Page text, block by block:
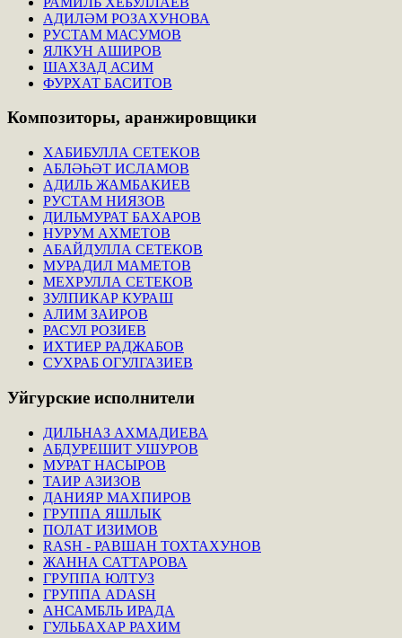
АДИЛӘМ РОЗАХУНОВА
РУСТАМ МАСУМОВ
ЯЛКУН АШИРОВ
ШАХЗАД АСИМ
ФУРХАТ БАСИТОВ
Композиторы, аранжировщики
ХАБИБУЛЛА СЕТЕКОВ
АБЛӘҺӘТ ИСЛАМОВ
АДИЛЬ ЖАМБАКИЕВ
РУСТАМ НИЯЗОВ
ДИЛЬМУРАТ БАХАРОВ
НУРУМ АХМЕТОВ
АБАЙДУЛЛА СЕТЕКОВ
МУРАДИЛ МАМЕТОВ
МЕХРУЛЛА СЕТЕКОВ
ЗУЛПИКАР КУРАШ
АЛИМ ЗАИРОВ
РАСУЛ РОЗИЕВ
ИХТИЕР РАДЖАБОВ
СУХРАБ ОГУЛГАЗИЕВ
Уйгурские исполнители
ДИЛЬНАЗ АХМАДИЕВА
АБДУРЕШИТ УШУРОВ
МУРАТ НАСЫРОВ
ТАИР АЗИЗОВ
ДАНИЯР МАХПИРОВ
ГРУППА ЯШЛЫК
ПОЛАТ ИЗИМОВ
RASH - РАВШАН ТОХТАХУНОВ
ЖАННА САТТАРОВА
ГРУППА ЮЛТУЗ
ГРУППА ADASH
АНСАМБЛЬ ИРАДА
ГУЛЬБАХАР РАХИМ